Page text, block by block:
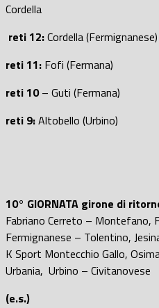
Cordella
reti 12:Cordella (Fermignanese)
reti 11: Fofi (Fermana)
reti 10– Guti (Fermana)
reti 9:Altobello (Urbino)
10° GIORNATA girone di
Fabriano Cerreto – Montefano,
Fermignanese – Tolentino,
K Sport Montecchio Gallo,
Urbania, Urbino – Civitanovese
(e.s.)